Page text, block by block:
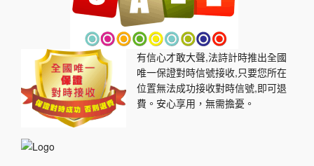
有信心才敢大聲,法詩計時推出全國
唯一保證對時信號接收,只要您所在
位置無法成功接收對時信號,即可退
費。安心享用，無需擔憂。